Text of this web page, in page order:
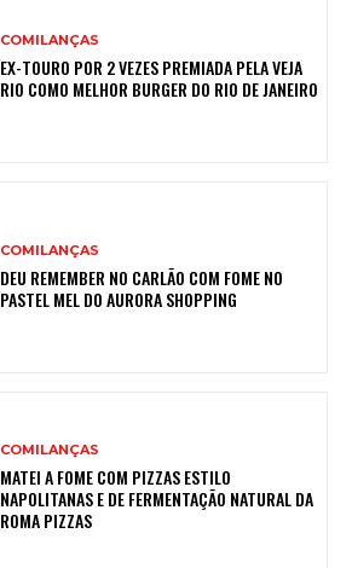
COMILANÇAS
EX-TOURO POR 2 VEZES PREMIADA PELA VEJA
RIO COMO MELHOR BURGER DO RIO DE JANEIRO
COMILANÇAS
DEU REMEMBER NO CARLÃO COM FOME NO
PASTEL MEL DO AURORA SHOPPING
COMILANÇAS
MATEI A FOME COM PIZZAS ESTILO
NAPOLITANAS E DE FERMENTAÇÃO NATURAL DA
ROMA PIZZAS